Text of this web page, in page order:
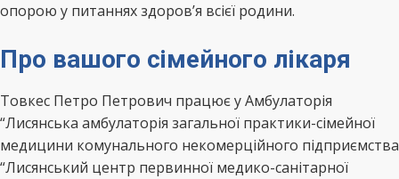
опорою у питаннях здоров’я всієї родини.
Про вашого сімейного лікаря
Товкес Петро Петрович працює у Амбулаторія
“Лисянська амбулаторія загальної практики-сімейної
медицини комунального некомерційного підприємства
“Лисянський центр первинної медико-санітарної